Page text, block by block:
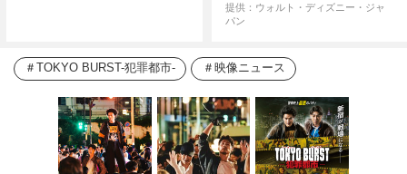
提供：ウォルト・ディズニー・ジャ
パン
TOKYO BURST-犯罪都市- 映像ニュース